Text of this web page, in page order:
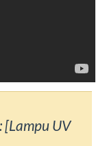
[Lampu UV